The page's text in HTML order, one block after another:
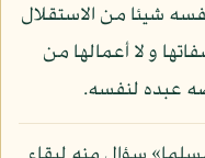
شيئا من الاستقلال
و لا أعمالها من
عبده لنفسه.